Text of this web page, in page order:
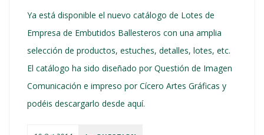
Ya está disponible el nuevo catálogo de Lotes de
Empresa de Embutidos Ballesteros con una amplia
selección de productos, estuches, detalles, lotes, etc.
El catálogo ha sido diseñado por Questión de Imagen
Comunicación e impreso por Cícero Artes Gráficas y
podéis descargarlo desde aquí.